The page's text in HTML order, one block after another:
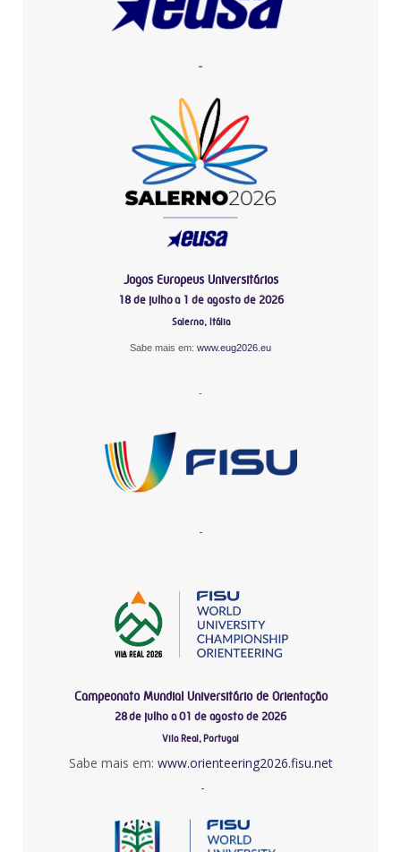
-
Jogos Europeus Universitários
18 de julho a 1 de agosto de 2026
Salerno, Itália
Sabe mais em: www.eug2026.eu
-
-
Campeonato Mundial Universitário de Orientação
28 de julho a 01 de agosto de 2026
Vila Real, Portugal
Sabe mais em: www.orienteering2026.fisu.net
-